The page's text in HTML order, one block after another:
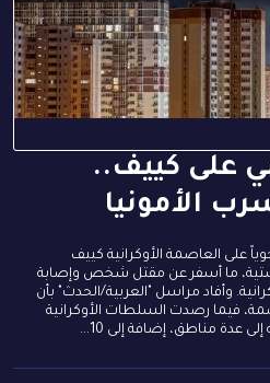
على كييف..
الأمونيا
على العاصمة الأوكرانية كييف
ما أسفر عن مقتل شخص وإصابة
وأفاد مراسل "العربية/الحدث" بأن
فيما رصدت السلطات الأوكرانية
عدة مناطق، إضافة إلى 10...